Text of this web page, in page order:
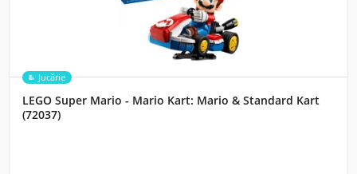
Jucărie
LEGO Super Mario - Mario Kart: Mario & Standard Kart
(72037)